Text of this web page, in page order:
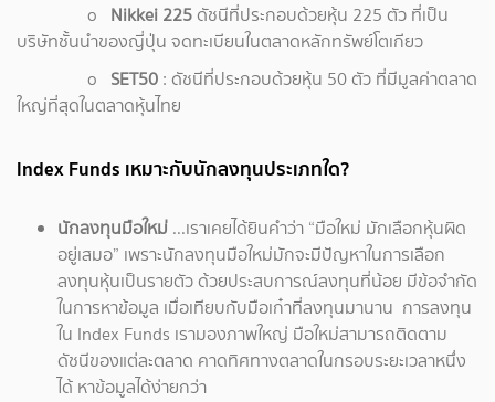
o Nikkei 225ดัชนีที่ประกอบด้วยหุ้น 225 ตัว ที่เป็น
บริษัทชั้นนำของญี่ปุ่น จดทะเบียนในตลาดหลักทรัพย์โตเกียว
o SET50 : ดัชนีที่ประกอบด้วยหุ้น 50 ตัว ที่มีมูลค่าตลาด
ใหญ่ที่สุดในตลาดหุ้นไทย
Index Funds เหมาะกับนักลงทุนประเภทใด?
นักลงทุนมือใหม่ ...เราเคยได้ยินคำว่า “มือใหม่ มักเลือกหุ้นผิด
อยู่เสมอ” เพราะนักลงทุนมือใหม่มักจะมีปัญหาในการเลือก
ลงทุนหุ้นเป็นรายตัว ด้วยประสบการณ์ลงทุนที่น้อย มีข้อจำกัด
ในการหาข้อมูล เมื่อเทียบกับมือเก๋าที่ลงทุนมานาน การลงทุน
ใน Index Funds เรามองภาพใหญ่ มือใหม่สามารถติดตาม
ดัชนีของแต่ละตลาด คาดทิศทางตลาดในกรอบระยะเวลาหนึ่ง
ได้ หาข้อมูลได้ง่ายกว่า